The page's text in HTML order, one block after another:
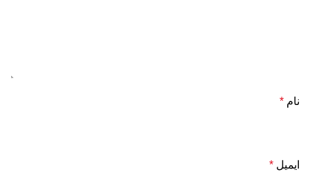
نام *
ایمیل *